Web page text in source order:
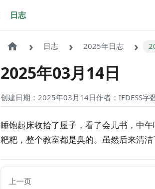
日志
日志 2025年日志
2025年03月14日
创建日期：2025年03月14日作者：IFDESS字
睡饱起床收拾了屋子，看了会儿书，中
粑粑，整个教室都是臭的。虽然后来清
上一页